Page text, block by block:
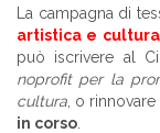
La campagna di
artistica e
può iscrivere al
noprofit per la
cultura , o
in corso